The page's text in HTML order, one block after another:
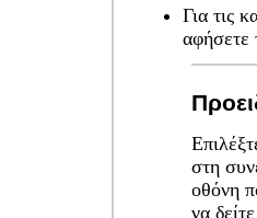
Για τις
αφήσετε
στη
οθόνη
να